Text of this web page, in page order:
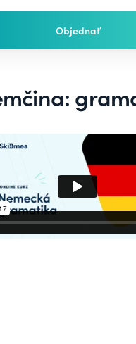
Objednať